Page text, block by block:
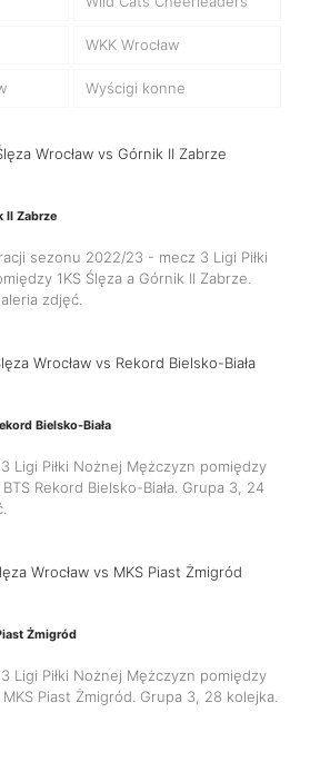
WKK Wrocław
Wyścigi konne
II Zabrze
sezonu 2022/23 - mecz 3 Ligi Piłki
1KS Ślęza a Górnik II Zabrze.
zdjęć.
Bielsko-Biała
Ligi Piłki Nożnej Mężczyzn pomiędzy
BTS Rekord Bielsko-Biała. Grupa 3, 24
Żmigród
Ligi Piłki Nożnej Mężczyzn pomiędzy
MKS Piast Żmigród. Grupa 3, 28 kolejka.